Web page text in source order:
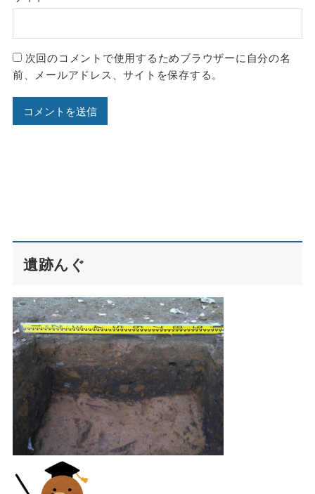
次回のコメントで使用するためブラウザーに自分の名
前、メールアドレス、サイトを保存する。
遺跡んぐ